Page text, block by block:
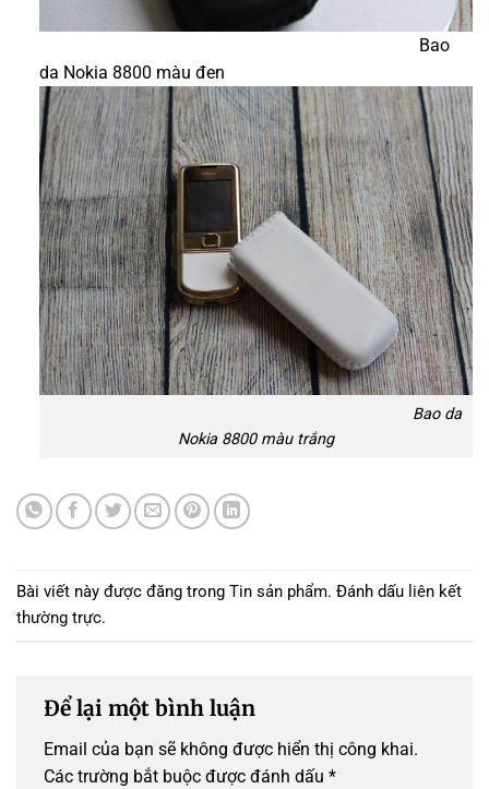
Bao
da Nokia 8800 màu đen
Bao da
Nokia 8800 màu trắng
Bài viết này được đăng trong Tin sản phẩm. Đánh dấu liên kết
thường trực.
Để lại một bình luận
Email của bạn sẽ không được hiển thị công khai.
Các trường bắt buộc được đánh dấu *